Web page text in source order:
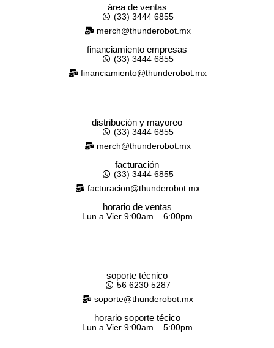
área de ventas
(33) 3444 6855
merch@thunderobot.mx
financiamiento empresas
(33) 3444 6855
financiamiento@thunderobot.mx
distribución y mayoreo
(33) 3444 6855
merch@thunderobot.mx
facturación
(33) 3444 6855
facturacion@thunderobot.mx
horario de ventas
Lun a Vier 9:00am – 6:00pm
soporte técnico
56 6230 5287
soporte@thunderobot.mx
horario soporte técico
Lun a Vier 9:00am – 5:00pm